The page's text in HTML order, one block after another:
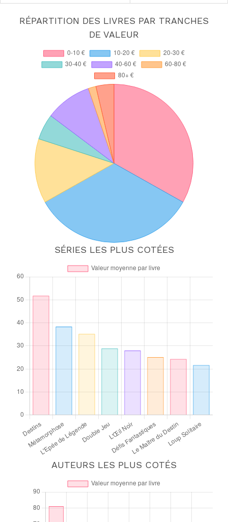
RÉPARTITION DES LIVRES PAR TRANCHES
DE VALEUR
SÉRIES LES PLUS COTÉES
AUTEURS LES PLUS COTÉS